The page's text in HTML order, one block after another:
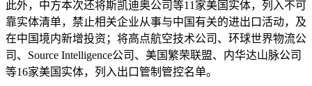
此外，中方本次还将斯凯迪奥公司等11家美国实体，列入不可
靠实体清单，禁止相关企业从事与中国有关的进出口活动，及
在中国境内新增投资；将高点航空技术公司、环球世界物流公
司、Source Intelligence公司、美国繁荣联盟、内华达山脉公司
等16家美国实体，列入出口管制管控名单。